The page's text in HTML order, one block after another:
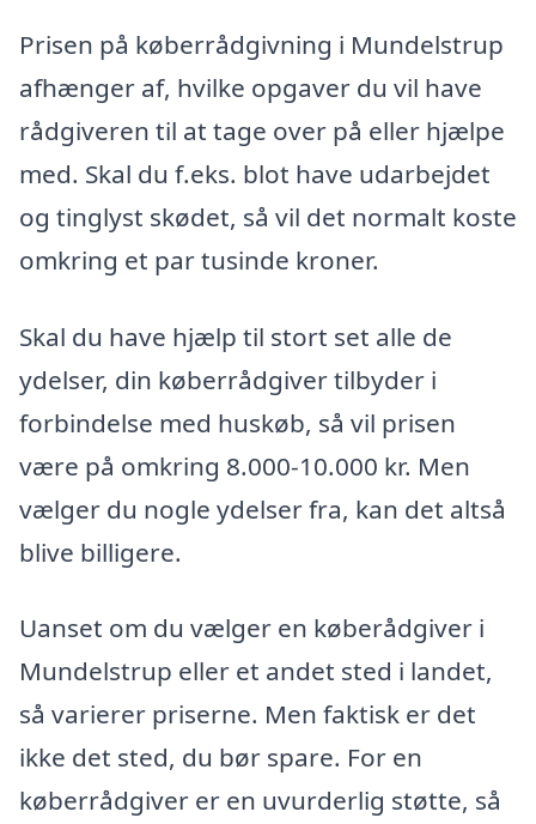
Prisen på køberrådgivning i Mundelstrup
afhænger af, hvilke opgaver du vil have
rådgiveren til at tage over på eller hjælpe
med. Skal du f.eks. blot have udarbejdet
og tinglyst skødet, så vil det normalt koste
omkring et par tusinde kroner.
Skal du have hjælp til stort set alle de
ydelser, din køberrådgiver tilbyder i
forbindelse med huskøb, så vil prisen
være på omkring 8.000-10.000 kr. Men
vælger du nogle ydelser fra, kan det altså
blive billigere.
Uanset om du vælger en køberådgiver i
Mundelstrup eller et andet sted i landet,
så varierer priserne. Men faktisk er det
ikke det sted, du bør spare. For en
køberrådgiver er en uvurderlig støtte, så